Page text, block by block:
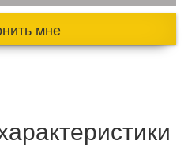
мне